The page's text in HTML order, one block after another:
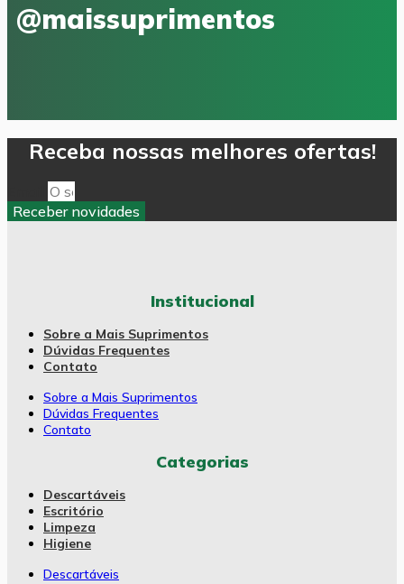
@maissuprimentos
Receba nossas melhores ofertas!
Receber novidades
Institucional
Sobre a Mais Suprimentos
Dúvidas Frequentes
Contato
Sobre a Mais Suprimentos
Dúvidas Frequentes
Contato
Categorias
Descartáveis
Escritório
Limpeza
Higiene
Descartáveis